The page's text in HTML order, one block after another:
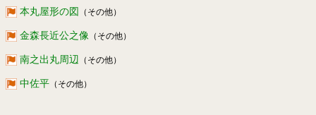
本丸屋形の図 （その他）
金森長近公之像 （その他）
南之出丸周辺 （その他）
中佐平 （その他）